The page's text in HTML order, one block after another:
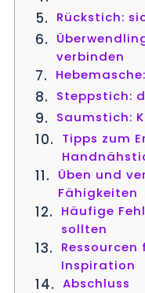
Rückstich:
verbinden
Steppstich:
Saumstich:
Tipps zum
Üben und
Fähigkeiten
Häufige
sollten
Ressourcen
Inspiration
Abschluss